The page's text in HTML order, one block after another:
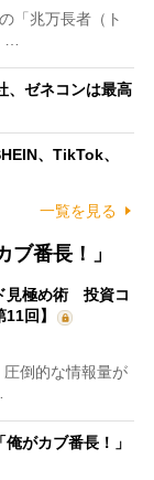
「兆万長者（ト
…
、ゼネコンは最高
、TikTok、
一覧を見る
番長！」
見極め術 投資コ
回】
倒的な情報量が
がカブ番長！」